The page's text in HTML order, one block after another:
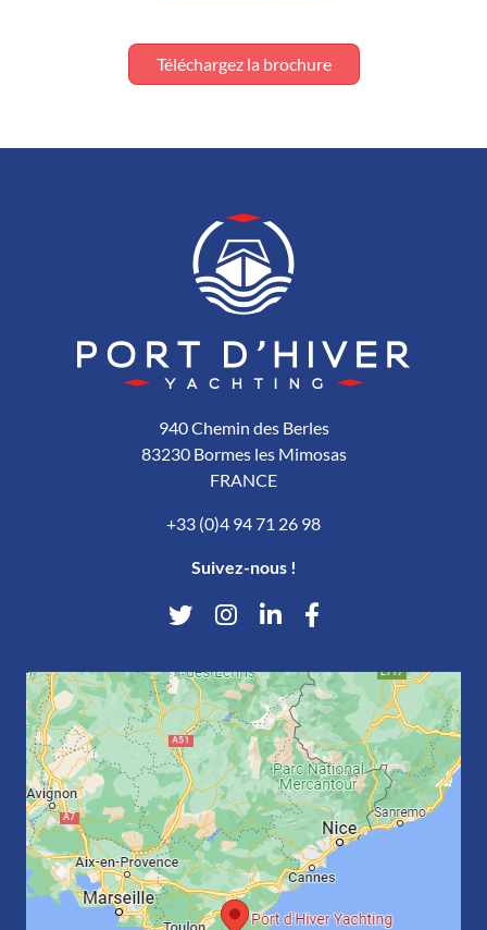
Téléchargez la brochure
940 Chemin des Berles
83230 Bormes les Mimosas
FRANCE
+33 (0)4 94 71 26 98
Suivez-nous !